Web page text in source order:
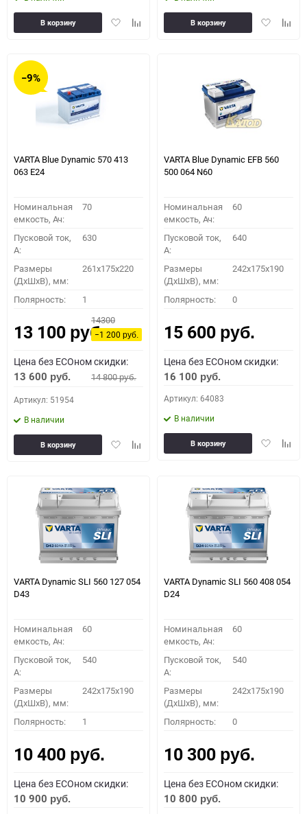
ДобавитьДобавить
В корзину
Добавить
В корзину
−9%
VARTA Blue Dynamic 570 413
063 E24
Номинальная
емкость, Ач:
70
Пусковой ток,
A:
630
Размеры
(ДхШхВ), мм:
261x175x220
Полярность: 1
13 100 руб.
14300
−1 200руб.
Цена без ECOном скидки:
13 600 руб. 14 800руб.
Артикул: 51954
В наличии
ДобавитьДобавить
В корзину
VARTA Blue Dynamic EFB 560
500 064 N60
Номинальная
емкость, Ач:
60
Пусковой ток,
A:
640
Размеры
(ДхШхВ), мм:
242x175x190
Полярность: 0
15 600 руб.
Цена без ECOном скидки:
16 100 руб.
Артикул: 64083
В наличии
Добавить
В корзину
VARTA Dynamic SLI 560 127 054
D43
Номинальная
емкость, Ач:
60
Пусковой ток,
A:
540
Размеры
(ДхШхВ), мм:
242x175x190
Полярность: 1
10 400 руб.
Цена без ECOном скидки:
10 900 руб.
VARTA Dynamic SLI 560 408 054
D24
Номинальная
емкость, Ач:
60
Пусковой ток,
A:
540
Размеры
(ДхШхВ), мм:
242x175x190
Полярность: 0
10 300 руб.
Цена без ECOном скидки:
10 800 руб.